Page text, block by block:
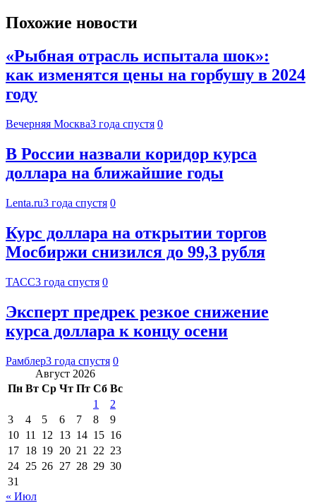
Похожие новости
«Рыбная отрасль испытала шок»:
как изменятся цены на горбушу в 2024
году
Вечерняя Москва3 года спустя 0
В России назвали коридор курса
доллара на ближайшие годы
Lenta.ru3 года спустя 0
Курс доллара на открытии торгов
Мосбиржи снизился до 99,3 рубля
ТАСС3 года спустя 0
Эксперт предрек резкое снижение
курса доллара к концу осени
Рамблер3 года спустя 0
Август 2026
Пн Вт Ср Чт Пт Сб Вс
1
2
3
4 5 6 7 8
9
10 11 12 13 14 15 16
17 18 19 20 21 22 23
24 25 26 27 28 29 30
31
« Июл